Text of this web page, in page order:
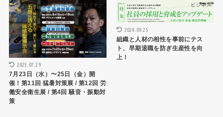
イベント・ビジネスセミナー
2025.07.29
7月23日（⽔）〜25日（金）開
催！第11回 猛暑対策展 / 第12回 労
働安全衛生展 / 第4回 騒音・振動対
策
ビジネス
2024.09.25
組織と人材の相性を事前にテス
ト、早期退職を防ぎ生産性を向
上！